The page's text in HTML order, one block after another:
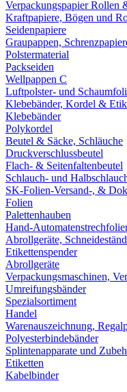
Verpackungspapier Rollen
Kraftpapiere, Bögen und
Seidenpapiere
Graupappen,
Polstermaterial
Packseiden
Wellpappen C
Luftpolster- und
Klebebänder, Kordel &
Klebebänder
Polykordel
Beutel & Säcke, Schläuche
Druckverschlussbeutel
Flach- & Seitenfaltenbeutel
Schlauch- und
SK-Folien-Versand-, &
Folien
Palettenhauben
Hand-
Abrollgeräte,
Etikettenspender
Abrollgeräte
Verpackungsmaschinen,
Umreifungsbänder
Spezialsortiment
Handel
Warenauszeichnung,
Polyesterbindebänder
Splintenapparate und
Etiketten
Kabelbinder